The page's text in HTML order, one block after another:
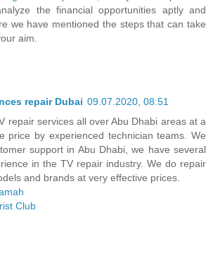
the financial opportunities aptly and
we have mentioned the steps that can take
aim.
repair Dubai 09.07.2020, 08:51
repair services all over Abu Dhabi areas at a
price by experienced technician teams. We
support in Abu Dhabi, we have several
in the TV repair industry. We do repair
and brands at very effective prices.
Club